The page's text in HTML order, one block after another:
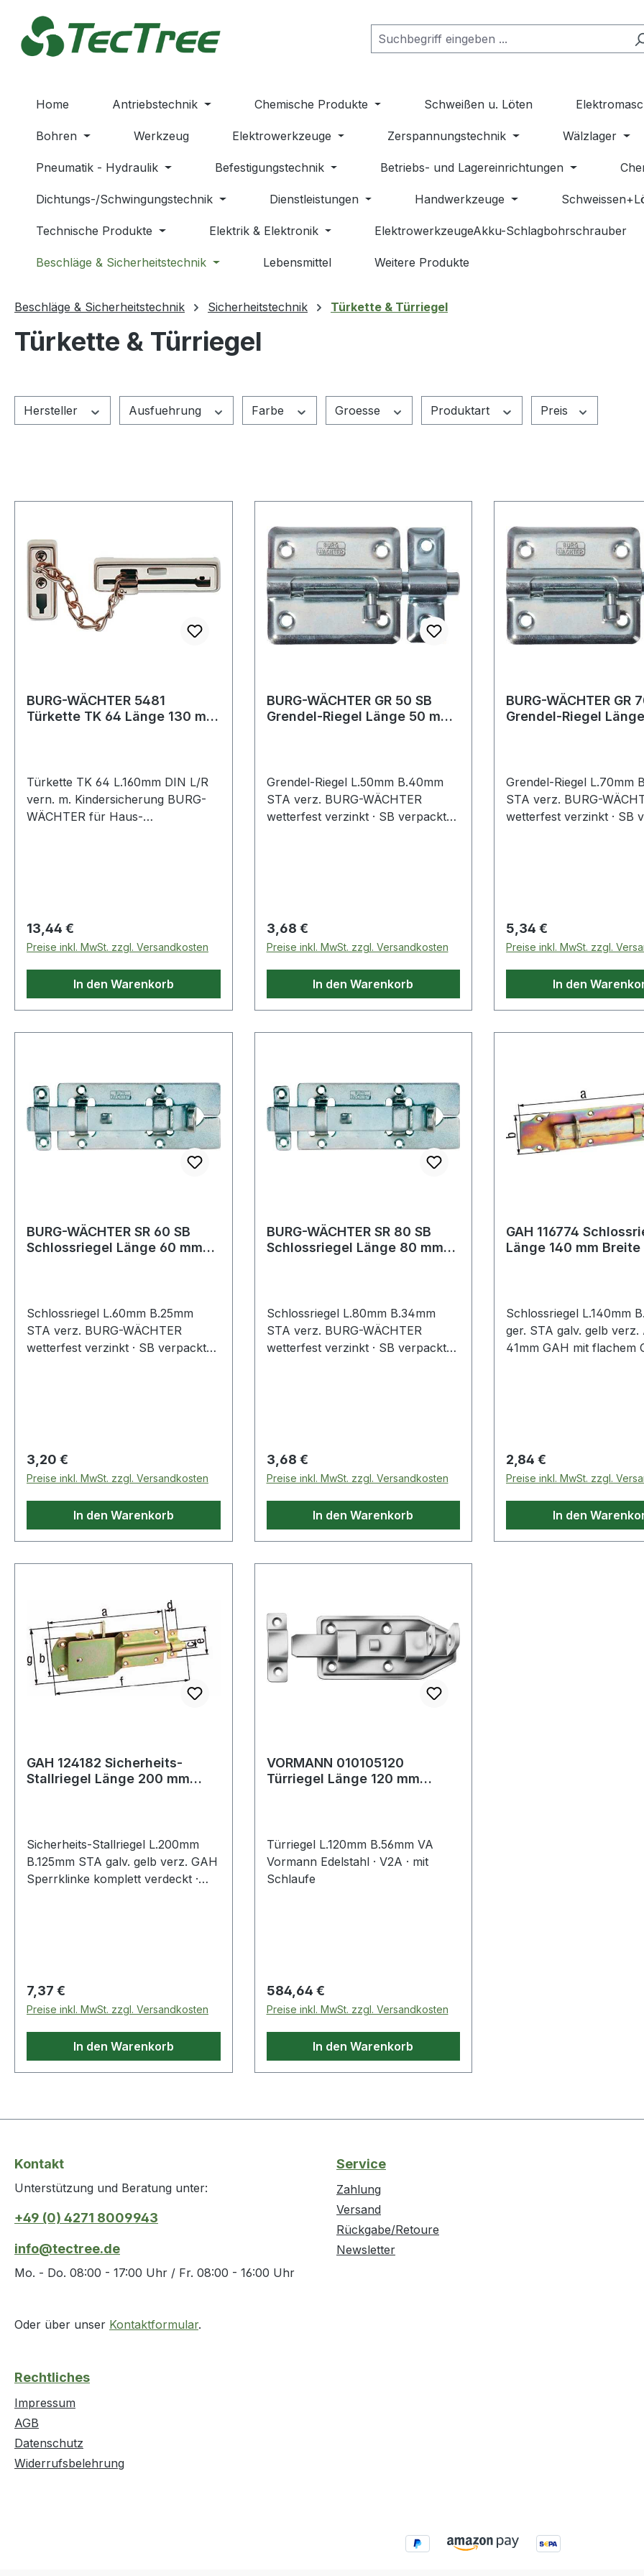
Hauptinhalt springen
Zur Suche springen
Zur Hauptnavigation springen
Home Antriebstechnik Chemische Produkte Schweißen u. Löten
Bohren Werkzeug Elektrowerkzeuge Zerspannungstechnik Wälzlager
Pneumatik - Hydraulik Befestigungstechnik Betriebs- und Lagereinrichtungen
Dichtungs-/Schwingungstechnik Dienstleistungen Handwerkzeuge
Technische Produkte Elektrik & Elektronik ElektrowerkzeugeAkku-Schlagbohrschrauber
Beschläge & Sicherheitstechnik Lebensmittel Weitere Produkte
Beschläge & Sicherheitstechnik Sicherheitstechnik Türkette & Türriegel
Türkette & Türriegel
Hersteller Ausfuehrung Farbe Groesse Produktart Preis
BURG-WÄCHTER 5481
Türkette TK 64 Länge 130 mm
Türkette TK 64 L.160mm DIN L/R
vern. m. Kindersicherung BURG-
WÄCHTER für Haus-
cm Weitere technische
Eigenschaften: · passend für:
Haus-Eingangstüren und
Wohnungs-Abschlusstüren
Regulärer Preis:
13,44 €
Preise inkl. MwSt. zzgl. Versandkosten
In den Warenkorb
BURG-WÄCHTER GR 50 SB
Grendel-Riegel Länge 50 mm
Grendel-Riegel L.50mm B.40mm
STA verz. BURG-WÄCHTER
wetterfest verzinkt · SB verpackt
Regulärer Preis:
3,68 €
Preise inkl. MwSt. zzgl. Versandkosten
In den Warenkorb
BURG-WÄCHTER GR
Grendel-Riegel Länge 70 mm
Grendel-Riegel L.70mm
STA verz. BURG-
wetterfest verzinkt · SB
Regulärer Preis:
5,34 €
Preise inkl. MwSt. zzgl.
In den
BURG-WÄCHTER SR 60 SB
Schlossriegel Länge 60 mm
Schlossriegel L.60mm B.25mm
STA verz. BURG-WÄCHTER
wetterfest verzinkt · SB verpackt
Regulärer Preis:
3,20 €
Preise inkl. MwSt. zzgl. Versandkosten
In den Warenkorb
BURG-WÄCHTER SR 80 SB
Schlossriegel Länge 80 mm
Schlossriegel L.80mm B.34mm
STA verz. BURG-WÄCHTER
wetterfest verzinkt · SB verpackt
Regulärer Preis:
3,68 €
Preise inkl. MwSt. zzgl. Versandkosten
In den Warenkorb
GAH 116774
Länge 140 mm Breite
Schlossriegel L.140mm
ger. STA galv. gelb verz.
41mm GAH mit flachem
technische Eigenschaften:
Oberfläche: galvanisch
verzinkt · Maß c: 20mm
16mm · Form: gerade ·
55mm · Maß a: 140mm ·
52mm
Regulärer Preis:
2,84 €
Preise inkl. MwSt. zzgl.
In den
GAH 124182 Sicherheits-
Stallriegel Länge 200 mm
Sicherheits-Stallriegel L.200mm
B.125mm STA galv. gelb verz. GAH
Sperrklinke komplett verdeckt ·
gelb verzinkt · Maß d: 20mm · Maß
e: 57mm · Maß a: 200mm · Maß f:
250mm · Maß b: 70mm · Maß c Ø:
15mm
Regulärer Preis:
7,37 €
Preise inkl. MwSt. zzgl. Versandkosten
In den Warenkorb
VORMANN 010105120
Türriegel Länge 120 mm
Türriegel L.120mm B.56mm VA
Vormann Edelstahl · V2A · mit
Schlaufe
Regulärer Preis:
584,64 €
Preise inkl. MwSt. zzgl. Versandkosten
In den Warenkorb
Kontakt
Unterstützung und Beratung unter:
+49 (0) 4271 8009943
info@tectree.de
Mo. - Do. 08:00 - 17:00 Uhr / Fr. 08:00 - 16:00 Uhr
Oder über unser Kontaktformular.
Service
Zahlung
Versand
Rückgabe/Retoure
Newsletter
Rechtliches
Impressum
AGB
Datenschutz
Widerrufsbelehrung